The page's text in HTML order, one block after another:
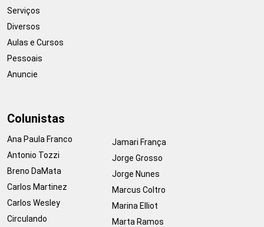
Serviços
Diversos
Aulas e Cursos
Pessoais
Anuncie
Colunistas
Ana Paula Franco
Antonio Tozzi
Breno DaMata
Carlos Martinez
Carlos Wesley
Circulando
Jamari França
Jorge Grosso
Jorge Nunes
Marcus Coltro
Marina Elliot
Marta Ramos